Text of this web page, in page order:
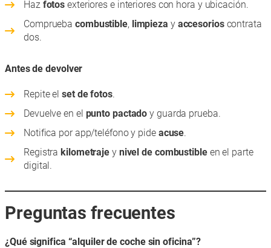
Haz fotos exteriores e interiores con hora y ubicación.
Comprueba combustible, limpieza y accesorioscontrata
dos.
Antes de devolver
Repite el set de fotos.
Devuelve en el punto pactado y guarda prueba.
Notifica por app/teléfono y pide acuse.
Registrakilometraje y nivel de combustibleen el parte
digital.
Preguntas frecuentes
¿Qué significa “alquiler de coche sin oficina”?